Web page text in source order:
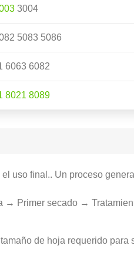
3004
5083 5086
6063 6082
8021 8089
uso final.. Un proceso
→ Primer secado →
de hoja requerido para